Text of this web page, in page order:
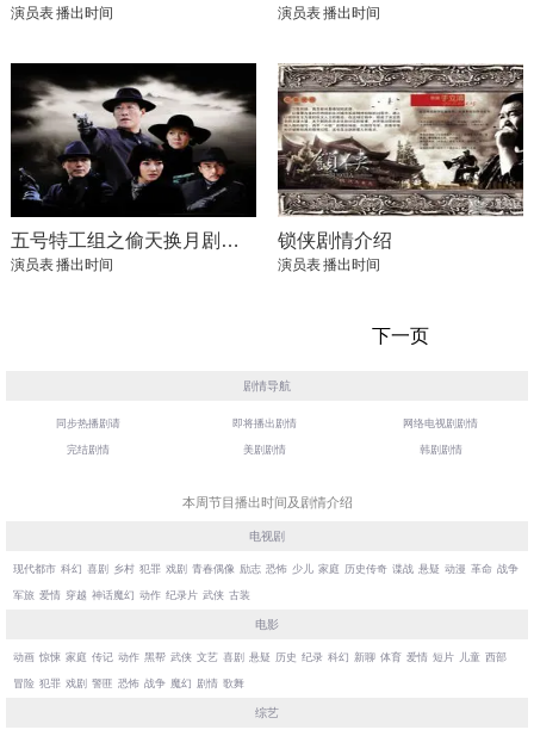
演员表播出时间 演员表播出时间
五号特工组之偷天换月剧情介绍
演员表播出时间
锁侠剧情介绍
演员表播出时间
下一页
剧情导航
同步热播剧请 即将播出剧情 网络电视剧剧情
完结剧情 美剧剧情 韩剧剧情
本周节目播出时间及剧情介绍
电视剧
现代都市 科幻 喜剧 乡村 犯罪 戏剧 青春偶像 励志 恐怖 少儿 家庭 历史传奇 谍战 悬疑 动漫 革命 战争
军旅 爱情 穿越 神话魔幻 动作 纪录片 武侠 古装
电影
动画 惊悚 家庭 传记 动作 黑帮 武侠 文艺 喜剧 悬疑 历史 纪录 科幻 新聊 体育 爱情 短片 儿童 西部
冒险 犯罪 戏剧 警匪 恐怖 战争 魔幻 剧情 歌舞
综艺